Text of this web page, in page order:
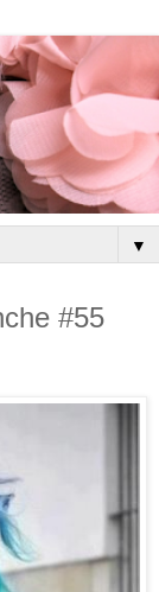
▼
#55